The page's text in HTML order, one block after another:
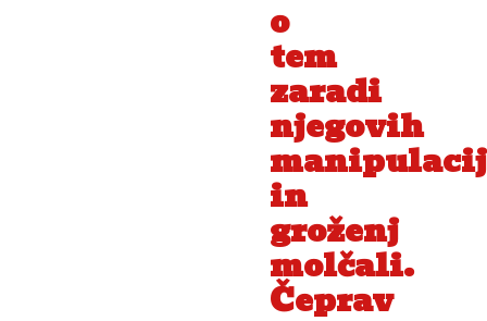
o
tem
zaradi
njegovih
manipulacij
in
groženj
molčali.
Čeprav